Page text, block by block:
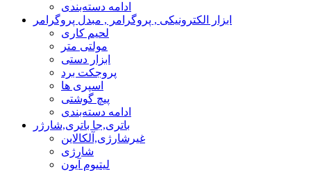
ادامه دسته‌بندی
ابزار الکترونیکی , پروگرامر , مبدل پروگرامر
لحیم کاری
مولتی متر
ابزار دستی
پروجکت برد
اسپری ها
پیچ گوشتی
ادامه دسته‌بندی
باتری,جا باتری,شارژر
غیرشارژی,آلکالاین
شارژی
لیتیوم آیون